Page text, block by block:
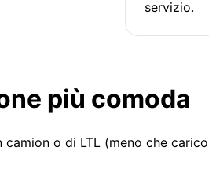
servizio.
più comoda
o di LTL (meno che